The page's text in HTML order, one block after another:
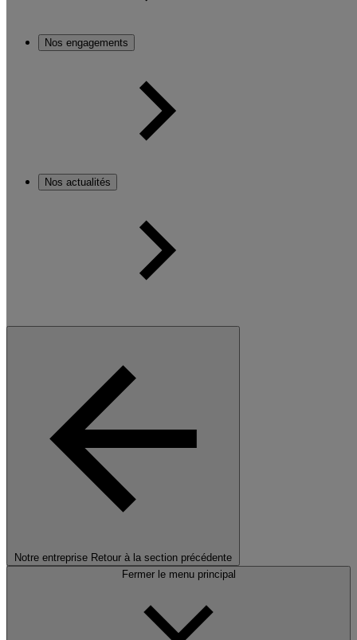
Nos engagements
Nos actualités
Notre entreprise Retour à la section précédente
Fermer le menu principal